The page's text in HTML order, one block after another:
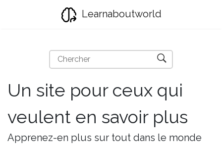
Learnaboutworld
Un site pour ceux qui
veulent en savoir plus
Apprenez-en plus sur tout dans le monde